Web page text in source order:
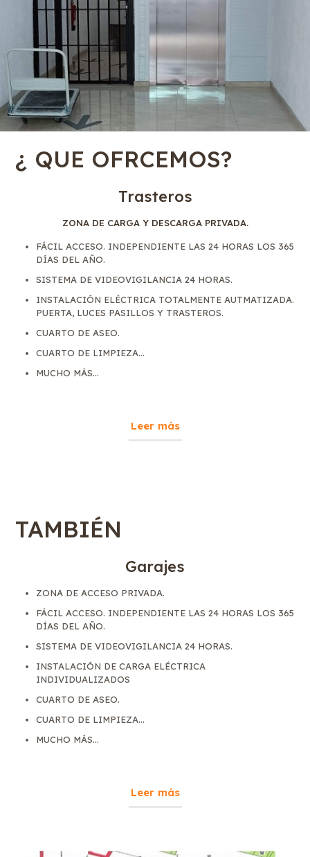
¿ QUE OFRCEMOS?
Trasteros
ZONA DE CARGA Y DESCARGA PRIVADA.
FÁCIL ACCESO. INDEPENDIENTE LAS 24 HORAS LOS 365
DÍAS DEL AÑO.
SISTEMA DE VIDEOVIGILANCIA 24 HORAS.
INSTALACIÓN ELÉCTRICA TOTALMENTE AUTMATIZADA.
PUERTA, LUCES PASILLOS Y TRASTEROS.
CUARTO DE ASEO.
CUARTO DE LIMPIEZA...
MUCHO MÁS...
Leer más
TAMBIÉN
Garajes
ZONA DE ACCESO PRIVADA.
FÁCIL ACCESO. INDEPENDIENTE LAS 24 HORAS LOS 365
DÍAS DEL AÑO.
SISTEMA DE VIDEOVIGILANCIA 24 HORAS.
INSTALACIÓN DE CARGA ELÉCTRICA
INDIVIDUALIZADOS
CUARTO DE ASEO.
CUARTO DE LIMPIEZA...
MUCHO MÁS...
Leer más